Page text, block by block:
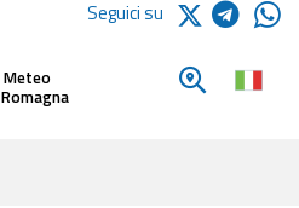
Seguici su
Cerca un